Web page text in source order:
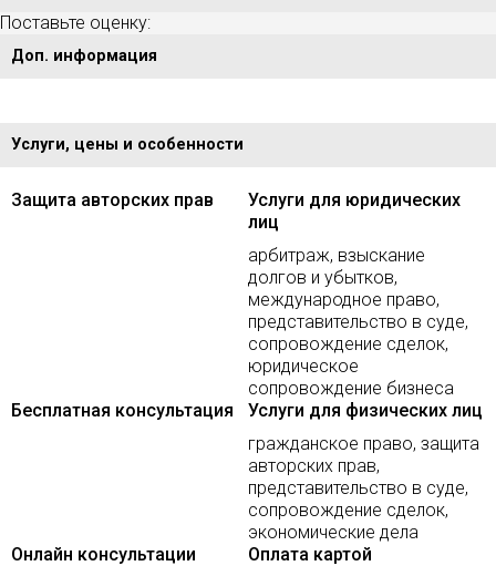
Поставьте оценку:
Доп. информация
Услуги, цены и особенности
Защита авторских прав
Услуги для юридических
лиц
арбитраж, взыскание
долгов и убытков,
международное право,
представительство в суде,
сопровождение сделок,
юридическое
сопровождение бизнеса
Бесплатная консультация
Услуги для физических лиц
гражданское право, защита
авторских прав,
представительство в суде,
сопровождение сделок,
экономические дела
Онлайн консультации
Оплата картой